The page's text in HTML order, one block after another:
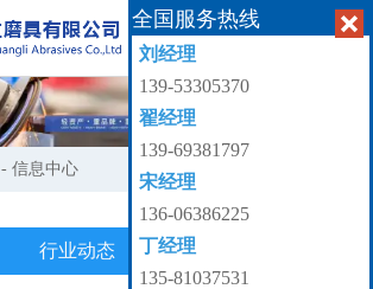

-信息中心
行业动态 产业知识
全国服务热线
刘经理
139-53305370
翟经理
139-69381797
宋经理
136-06386225
丁经理
135-81037531
